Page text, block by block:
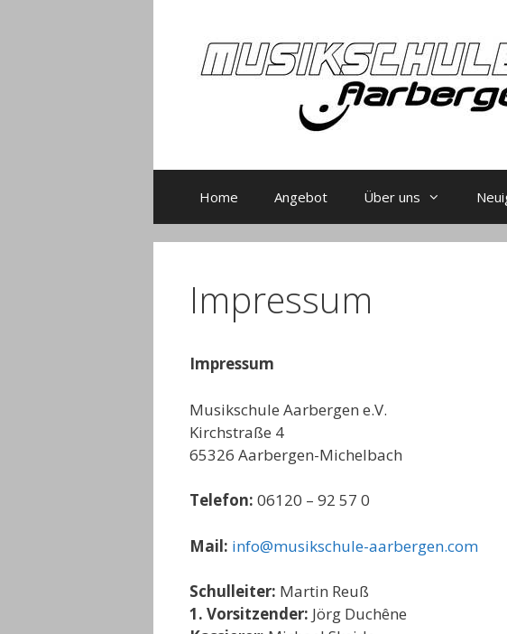
Home Angebot Über uns
Impressum
Impressum
Musikschule Aarbergen e.V.
Kirchstraße 4
65326 Aarbergen-Michelbach
Telefon: 06120 – 92 57 0
Mail: info@musikschule-aarbergen.com
Schulleiter: Martin Reuß
1. Vorsitzender: Jörg Duchêne